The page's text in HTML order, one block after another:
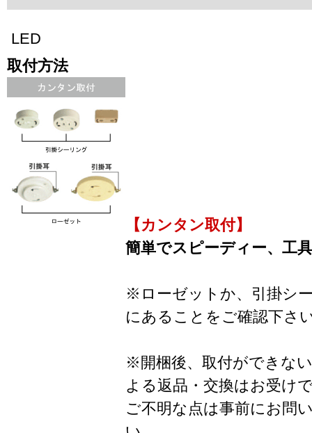
LED
取付方法
【カンタン取付】
簡単でスピーディー、工
※ローゼットか、引掛シ
にあることをご確認下さ
※開梱後、取付ができな
よる返品・交換はお受け
ご不明な点は事前にお問